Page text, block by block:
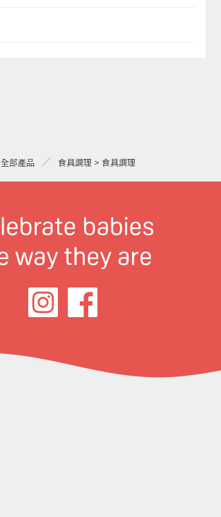
全部產品 食具調理 > 食具調理